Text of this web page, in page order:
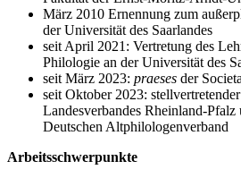
März 2010 Ernennung zum
der Universität des Saarlandes
seit April 2021: Vertretung des
Philologie an der Universität des
seit März 2023: praeses der
seit Oktober 2023:
Landesverbandes Rheinland-Pfalz
Deutschen Altphilologenverband
Arbeitsschwerpunkte